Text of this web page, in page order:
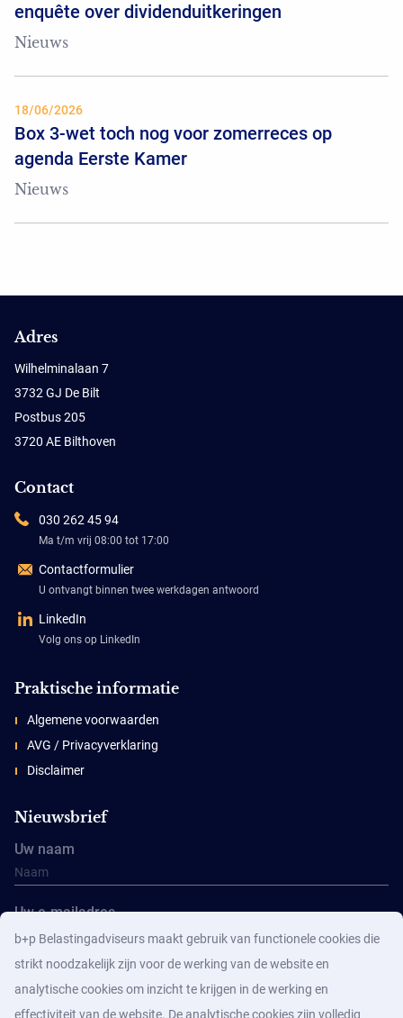
enquête over dividenduitkeringen
Nieuws
18/06/2026
Box 3-wet toch nog voor zomerreces op
agenda Eerste Kamer
Nieuws
Adres
Wilhelminalaan 7
3732 GJ De Bilt
Postbus 205
3720 AE Bilthoven
Contact
030 262 45 94
Ma t/m vrij 08:00 tot 17:00
Contactformulier
U ontvangt binnen twee werkdagen antwoord
LinkedIn
Volg ons op LinkedIn
Praktische informatie
Algemene voorwaarden
AVG / Privacyverklaring
Disclaimer
Nieuwsbrief
Uw naam
Uw e-mailadres
b+p Belastingadviseurs maakt gebruik van functionele cookies die
strikt noodzakelijk zijn voor de werking van de website en
analytische cookies om inzicht te krijgen in de werking en
effectiviteit van de website. De analytische cookies zijn volledig